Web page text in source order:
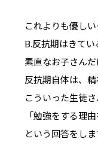
これよりも優しい
B.反抗期はきて
素直なお子さん
反抗期自体は、
こういった生徒さ
「勉強をする理
という回答をしま